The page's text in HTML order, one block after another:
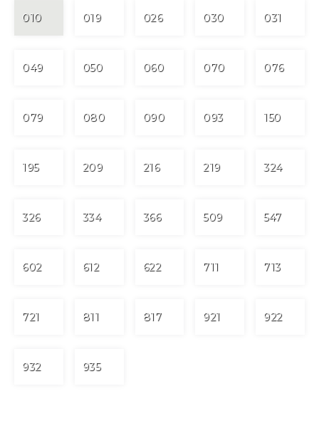
010 019 026 030 031
049 050 060 070 076
079 080 090 093 150
195 209 216 219 324
326 334 366 509 547
602 612 622 711 713
721 811 817 921 922
932 935